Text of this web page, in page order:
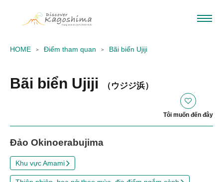
HOME Điểm tham quan Bãi biển Ujiji
Bãi biển Ujiji （ウジジ浜）
Tôi muốn đến đây
Đảo Okinoerabujima
Khu vực Amami